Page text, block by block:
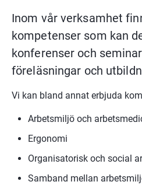
Inom vår verksamhet
kompetenser som kan
konferenser och
föreläsningar och
Vi kan bland annat erbjuda
Arbetsmiljö och
Ergonomi
Organisatorisk och social
Samband mellan